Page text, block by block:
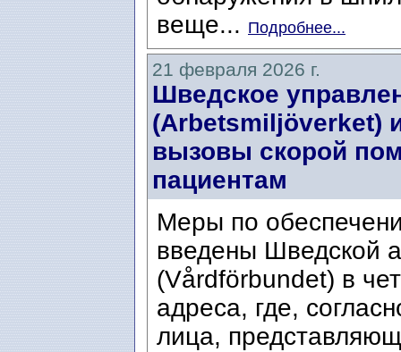
веще... Подробнее...
21 февраля 2026 г.
Шведское
(Arbetsmiljöverket)
вызовы скорой
пациентам
Меры по
введены Шведской
(Vårdförbundet) в
адреса, где,
лица,